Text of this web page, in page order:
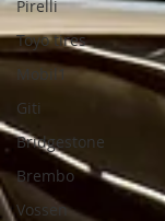
Pirelli
Toyo tires
Mobil1
Giti
Bridgestone
Brembo
Vossen